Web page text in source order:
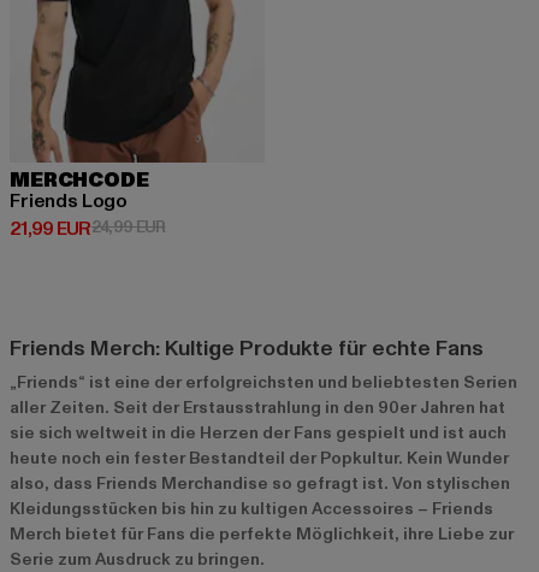
MERCHCODE
Friends Logo
21,99 EUR
Derzeitiger Preis: 21,99 EUR
24,99 EURAktionspreis: 24,99 EUR
Friends Merch: Kultige Produkte für echte Fans
„Friends“ ist eine der erfolgreichsten und beliebtesten Serien
aller Zeiten. Seit der Erstausstrahlung in den 90er Jahren hat
sie sich weltweit in die Herzen der Fans gespielt und ist auch
heute noch ein fester Bestandteil der Popkultur. Kein Wunder
also, dass Friends Merchandise so gefragt ist. Von stylischen
Kleidungsstücken bis hin zu kultigen Accessoires – Friends
Merch bietet für Fans die perfekte Möglichkeit, ihre Liebe zur
Serie zum Ausdruck zu bringen.